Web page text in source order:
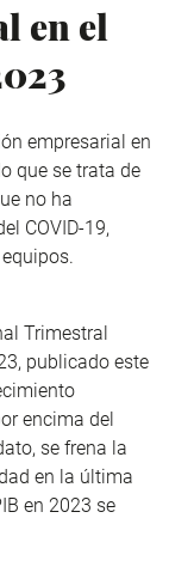
en el
empresarial en
que se trata de
no ha
COVID-19,
Trimestral
publicado este
encima del
se frena la
en la última
en 2023 se